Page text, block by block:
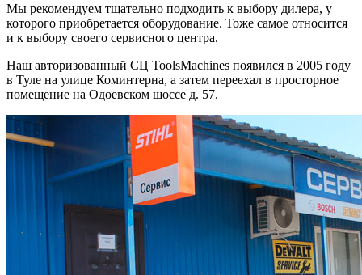
Мы рекомендуем тщательно подходить к выбору дилера, у
которого приобретается оборудование. Тоже самое относится
и к выбору своего сервисного центра.
Наш авторизованный СЦ ToolsMachines появился в 2005 году
в Туле на улице Коминтерна, а затем переехал в просторное
помещение на Одоевском шоссе д. 57.